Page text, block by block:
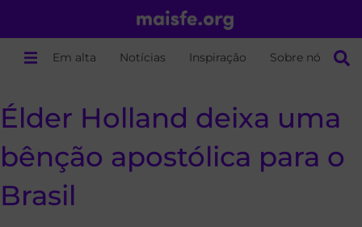
Em alta Notícias Inspiração Sobre nós
Élder Holland deixa uma
bênção apostólica para o
Brasil